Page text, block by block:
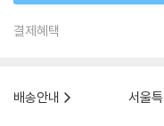
결제혜택
배송안내
서울